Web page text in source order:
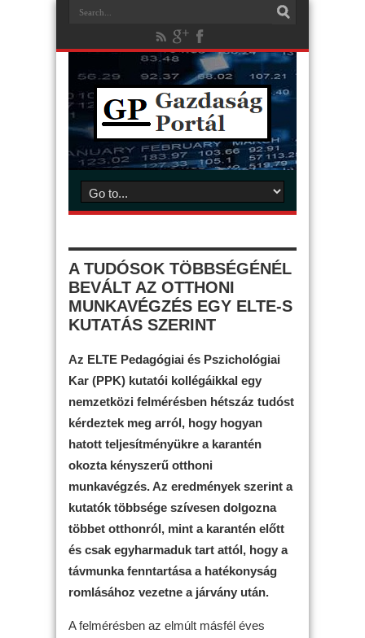
A TUDÓSOK TÖBBSÉGÉNÉL
BEVÁLT AZ OTTHONI
MUNKAVÉGZÉS EGY ELTE-S
KUTATÁS SZERINT
Az ELTE Pedagógiai és Pszichológiai
Kar (PPK) kutatói kollégáikkal egy
nemzetközi felmérésben hétszáz tudóst
kérdeztek meg arról, hogy hogyan
hatott teljesítményükre a karantén
okozta kényszerű otthoni
munkavégzés. Az eredmények szerint a
kutatók többsége szívesen dolgozna
többet otthonról, mint a karantén előtt
és csak egyharmaduk tart attól, hogy a
távmunka fenntartása a hatékonyság
romlásához vezetne a járvány után.
A felmérésben az elmúlt másfél éves